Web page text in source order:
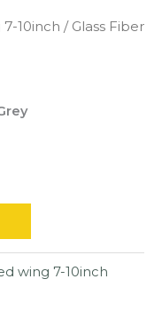
10inch / Glass Fiber
wing 7-10inch